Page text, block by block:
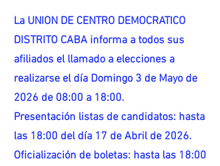
La UNION DE CENTRO DEMOCRATICO
DISTRITO CABA informa a todos sus
afiliados el llamado a elecciones a
realizarse el día Domingo 3 de Mayo de
2026 de 08:00 a 18:00.
Presentación listas de candidatos: hasta
las 18:00 del día 17 de Abril de 2026.
Oficialización de boletas: hasta las 18:00